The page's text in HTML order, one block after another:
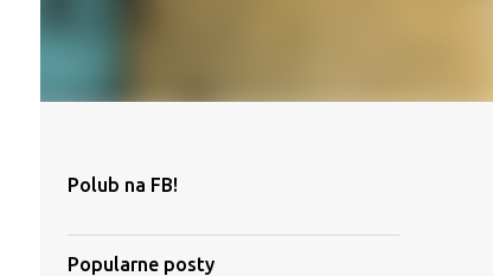
Polub na FB!
Popularne posty